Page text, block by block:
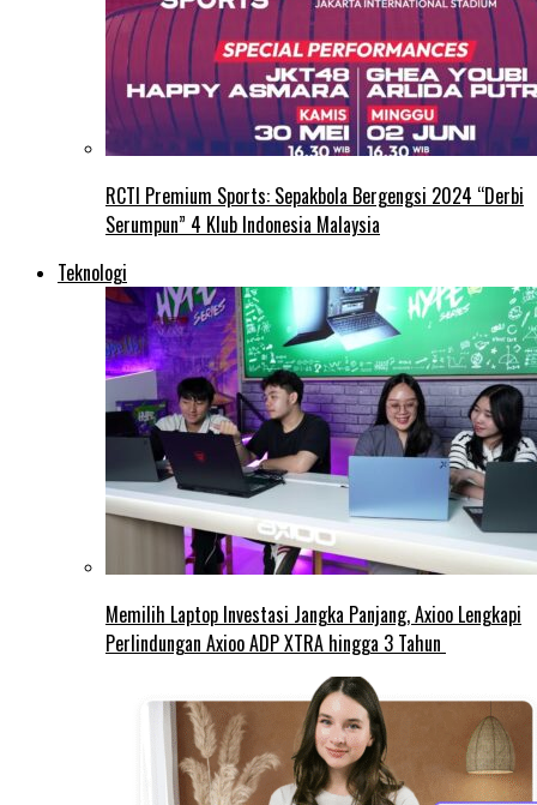
RCTI Premium Sports: Sepakbola Bergengsi 2024 “Derbi
Serumpun” 4 Klub Indonesia Malaysia
Teknologi
Memilih Laptop Investasi Jangka Panjang, Axioo Lengkapi
Perlindungan Axioo ADP XTRA hingga 3 Tahun